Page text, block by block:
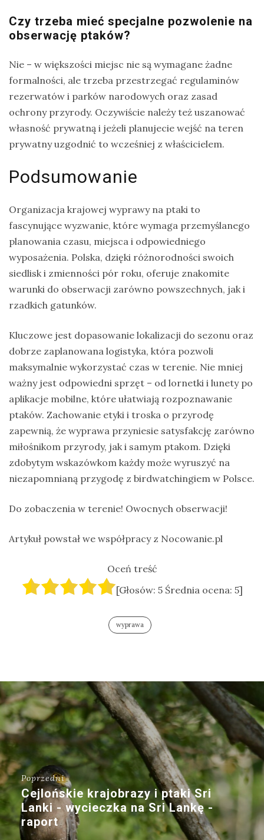
Czy trzeba mieć specjalne pozwolenie na
obserwację ptaków?
Nie – w większości miejsc nie są wymagane żadne
formalności, ale trzeba przestrzegać regulaminów
rezerwatów i parków narodowych oraz zasad
ochrony przyrody. Oczywiście należy też uszanować
własność prywatną i jeżeli planujecie wejść na teren
prywatny uzgodnić to wcześniej z właścicielem.
Podsumowanie
Organizacja krajowej wyprawy na ptaki to
fascynujące wyzwanie, które wymaga przemyślanego
planowania czasu, miejsca i odpowiedniego
wyposażenia. Polska, dzięki różnorodności swoich
siedlisk i zmienności pór roku, oferuje znakomite
warunki do obserwacji zarówno powszechnych, jak i
rzadkich gatunków.
Kluczowe jest dopasowanie lokalizacji do sezonu oraz
dobrze zaplanowana logistyka, która pozwoli
maksymalnie wykorzystać czas w terenie. Nie mniej
ważny jest odpowiedni sprzęt – od lornetki i lunety po
aplikacje mobilne, które ułatwiają rozpoznawanie
ptaków. Zachowanie etyki i troska o przyrodę
zapewnią, że wyprawa przyniesie satysfakcję zarówno
miłośnikom przyrody, jak i samym ptakom. Dzięki
zdobytym wskazówkom każdy może wyruszyć na
niezapomnianą przygodę z birdwatchingiem w Polsce.
Do zobaczenia w terenie! Owocnych obserwacji!
Artykuł powstał we współpracy z Nocowanie.pl
Oceń treść
[Głosów: 5Średnia ocena: 5]
wyprawa
Poprzedni
Cejlońskie krajobrazy i ptaki Sri
Lanki - wycieczka na Sri Lankę -
raport